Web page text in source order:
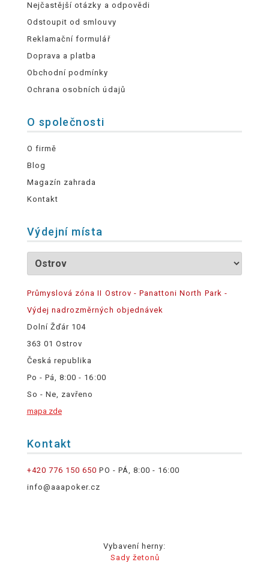
Nejčastější otázky a odpovědi
Odstoupit od smlouvy
Reklamační formulář
Doprava a platba
Obchodní podmínky
Ochrana osobních údajů
O společnosti
O firmě
Blog
Magazín zahrada
Kontakt
Výdejní místa
Průmyslová zóna II Ostrov - Panattoni North Park -
Výdej nadrozměrných objednávek
Dolní Žďár 104
363 01 Ostrov
Česká republika
Po - Pá, 8:00 - 16:00
So - Ne, zavřeno
mapa zde
Kontakt
+420 776 150 650 PO - PÁ, 8:00 - 16:00
info@aaapoker.cz
Vybavení herny:
Sady žetonů